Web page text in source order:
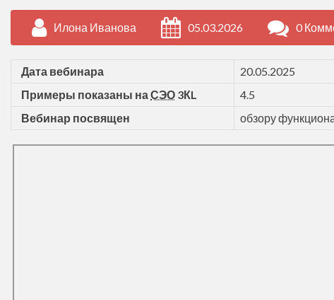
Илона Иванова 05.03.2026 0
Дата вебинара
20.05.2025
Примеры показаны наСЭО 3КL
4.5
Вебинар посвящен обзору